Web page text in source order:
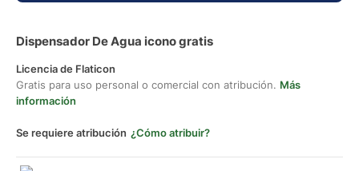
Dispensador De Agua icono gratis
Licencia de Flaticon
Gratis para uso personal o comercial con atribución. Más
información
Se requiere atribución ¿Cómo atribuir?